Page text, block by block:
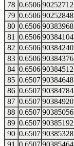
78 0.6506 90252712
79 0.6506 90252848
80 0.6506 90383968
81
0.6506 90384104
82 0.6506 90384240
83 0.6506 90384376
84 0.6506 90384512
85 0.6507 90384648
86 0.6507 90384784
87 0.6507 90384920
88 0.6507 90385056
89 0.6507 90385192
90 0.6507 90385328
91
0.6507 90385464